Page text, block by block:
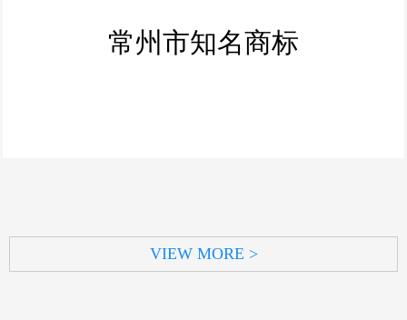
VIEW MORE >
常州市知名商标